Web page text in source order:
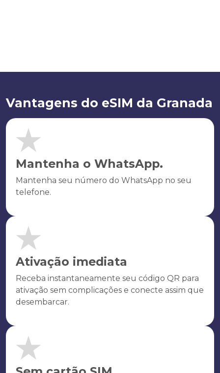
Vantagens do eSIM da Granada
Mantenha o WhatsApp.
Mantenha seu número do WhatsApp no seu
telefone.
Ativação imediata
Receba instantaneamente seu código QR para
ativação sem complicações e conecte assim que
desembarcar.